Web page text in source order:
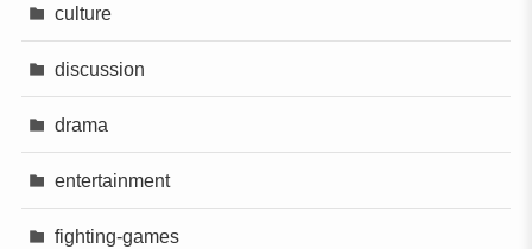
culture
discussion
drama
entertainment
fighting-games